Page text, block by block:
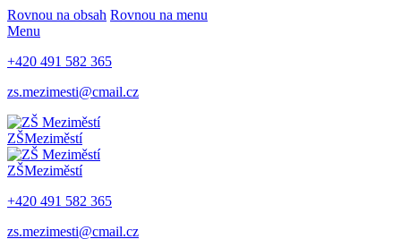
Rovnou na obsah Rovnou na menu
Menu
+420 491 582 365
zs.mezimesti@cmail.cz
ZŠMeziměstí
ZŠMeziměstí
+420 491 582 365
zs.mezimesti@cmail.cz